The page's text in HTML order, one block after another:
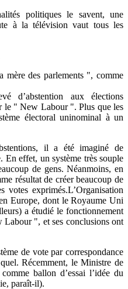
politiques le savent, une
à la télévision vaut tous les
mère des parlements ", comme
d’abstention aux élections
le " New Labour ". Plus que les
électoral uninominal à un
il a été imaginé de
En effet, un système très souple
de gens. Néanmoins, en
résultat de créer beaucoup de
exprimés.L’Organisation
Europe, dont le Royaume Uni
a étudié le fonctionnement
Labour ", et ses conclusions ont
de vote par correspondance
Récemment, le Ministre de
ballon d’essai l’idée du
paraît-il).